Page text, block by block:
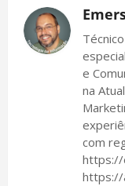
e
na
com
https://
https://